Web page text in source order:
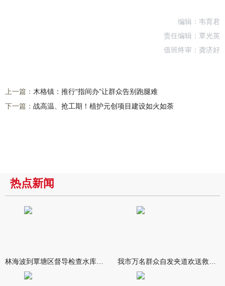
编辑：韦育君
责任编辑：覃光英
值班终审：龚济好
上一篇： 木格镇：推行“指间办”让群众告别跑腿难
下一篇： 战高温、抢工期！植护元创项目建设如火如荼
热点新闻